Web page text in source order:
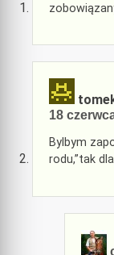
18
Bylbym
rodu,”tak